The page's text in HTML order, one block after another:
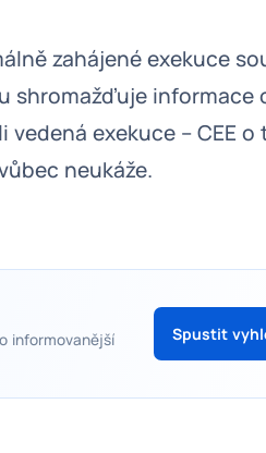
zahájené exekuce
shromažďuje informace
exekuce – CEE o
neukáže.
informovanější
Spustit